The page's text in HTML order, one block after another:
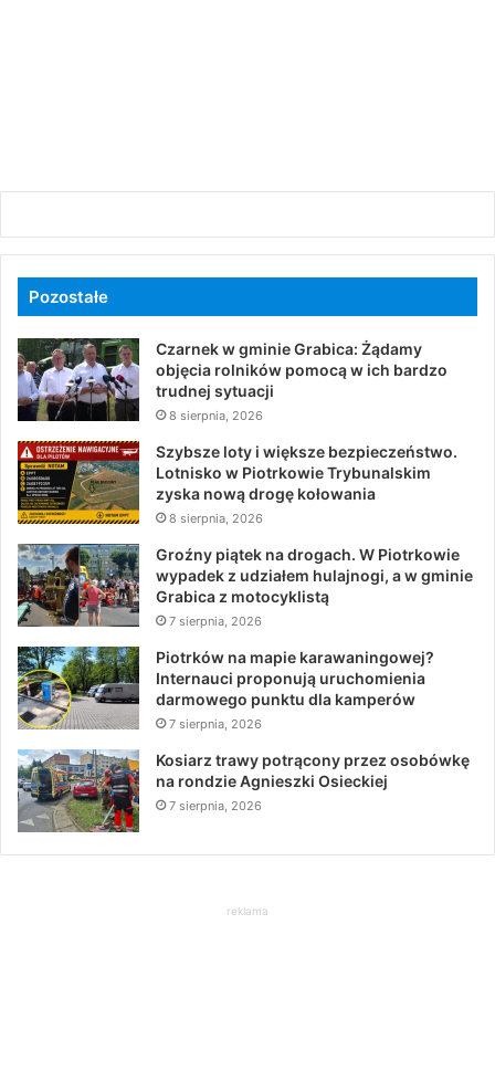
Pozostałe
Czarnek w gminie Grabica: Żądamy
objęcia rolników pomocą w ich bardzo
trudnej sytuacji
8 sierpnia, 2026
Szybsze loty i większe bezpieczeństwo.
Lotnisko w Piotrkowie Trybunalskim
zyska nową drogę kołowania
8 sierpnia, 2026
Groźny piątek na drogach. W Piotrkowie
wypadek z udziałem hulajnogi, a w gminie
Grabica z motocyklistą
7 sierpnia, 2026
Piotrków na mapie karawaningowej?
Internauci proponują uruchomienia
darmowego punktu dla kamperów
7 sierpnia, 2026
Kosiarz trawy potrącony przez osobówkę
na rondzie Agnieszki Osieckiej
7 sierpnia, 2026
reklama